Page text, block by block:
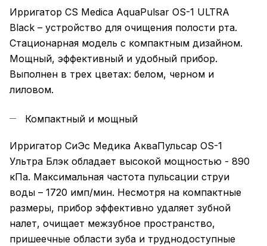
Ирригатор CS Medica AquaPulsar OS-1 ULTRA
Black – устройство для очищения полости рта.
Стационарная модель с компактным дизайном.
Мощный, эффективный и удобный прибор.
Выполнен в трех цветах: белом, черном и
лиловом.
Компактный и мощный
Ирригатор СиЭс Медика АкваПульсар OS-1
Ультра Блэк обладает высокой мощностью - 890
кПа. Максимальная частота пульсации струи
воды – 1720 имп/мин. Несмотря на компактные
размеры, прибор эффективно удаляет зубной
налет, очищает межзубное пространство,
пришеечные области зуба и труднодоступные